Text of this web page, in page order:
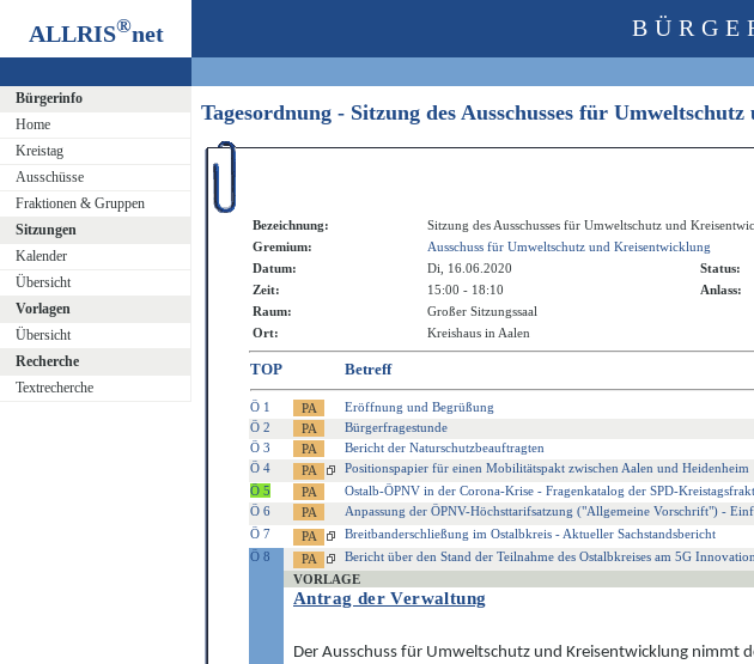
ALLRIS®net
Bürgerinfo
Home
Kreistag
Ausschüsse
Fraktionen & Gruppen
Sitzungen
Kalender
Übersicht
Vorlagen
Übersicht
Recherche
Textrecherche
Tagesordnung - Sitzung des Ausschusses für
Bezeichnung:
Sitzung des Ausschusses für Umweltschutz und
Gremium:
Ausschuss für Umweltschutz und Kreisentwicklung
Datum:
Di, 16.06.2020 Status:
Zeit:
15:00 - 18:10 Anlass:
Raum:
Großer Sitzungssaal
Ort:
Kreishaus in Aalen
TOP Betreff
Ö 1
Eröffnung und Begrüßung
Ö 2
Bürgerfragestunde
Ö 3
Bericht der Naturschutzbeauftragten
Ö 4
Positionspapier für einen Mobilitätspakt zwischen Aalen und Heidenheim
Ö 5
Ostalb-ÖPNV in der Corona-Krise - Fragenkatalog der SPD-
Ö 6
Anpassung der ÖPNV-Höchsttarifsatzung ("Allgemeine Vorschrift") -
Ö 7
Breitbanderschließung im Ostalbkreis - Aktueller Sachstandsbericht
Ö 8
Bericht über den Stand der Teilnahme des Ostalbkreises am 5G
VORLAGE
Antrag der Verwaltung
Der Ausschuss für Umweltschutz und Kreisentwicklung nimmt